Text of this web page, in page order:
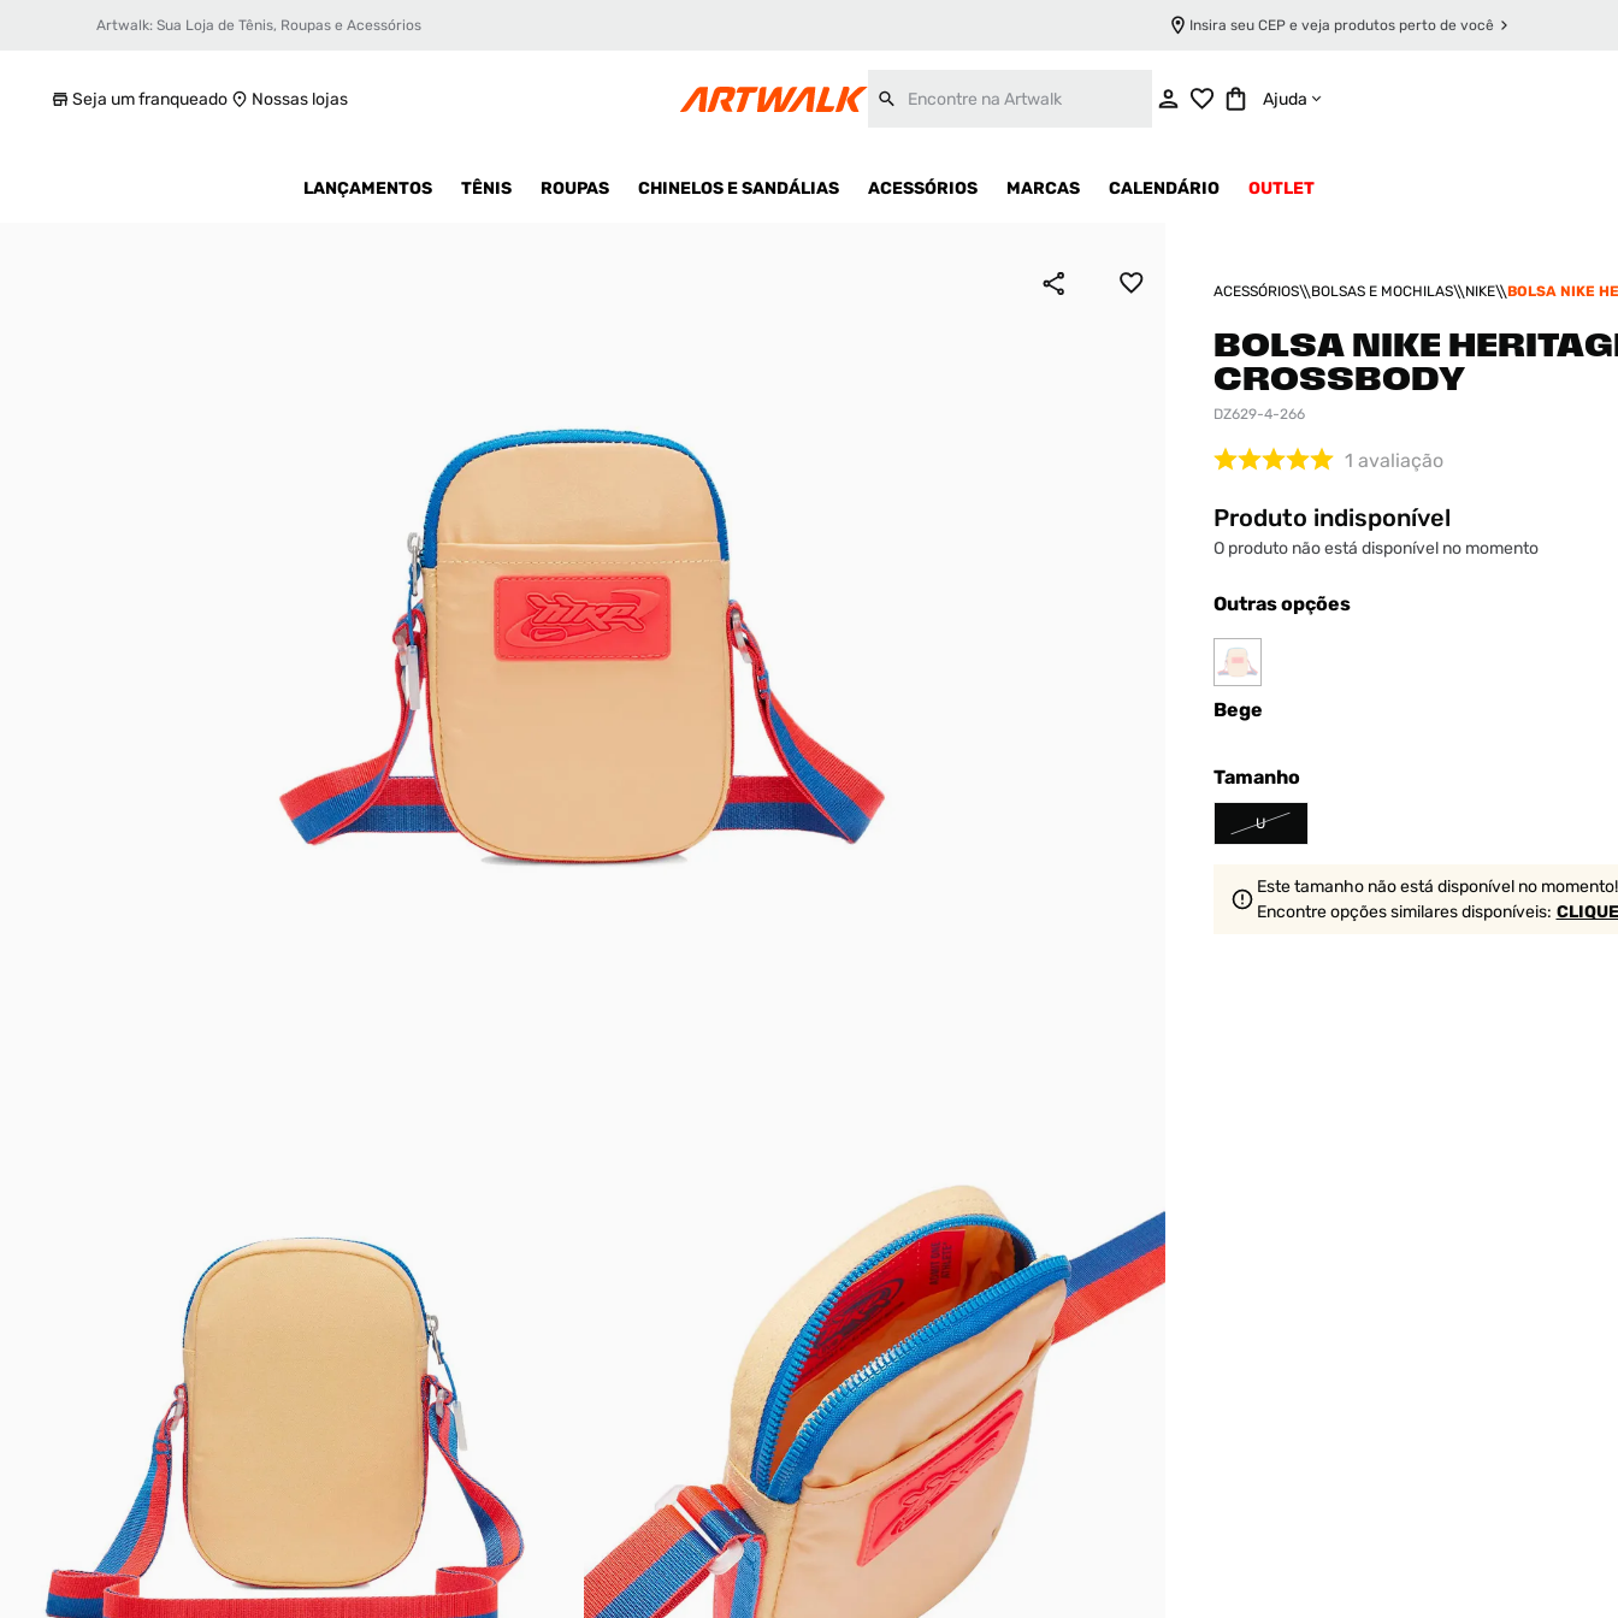
Artwalk: Sua Loja de Tênis, Roupas e Acessórios Insira seu CEP e veja produtos perto de você
Seja um franqueado Nossas lojas Ajuda
LANÇAMENTOS TÊNIS ROUPAS CHINELOS E SANDÁLIAS ACESSÓRIOS MARCAS CALENDÁRIO OUTLET
ACESSÓRIOS BOLSAS E MOCHILAS NIKE
BOLSA NIKE
BOLSA NIKE
CROSSBODY
DZ629-4-266
1 avaliação
Produto indisponível
O produto não está disponível no momento
Outras opções
Bege
Tamanho
U
Este tamanho não está disponível no momento!
Encontre opções similaresdisponíveis:
Bolsa Nike Heritage Crossbody